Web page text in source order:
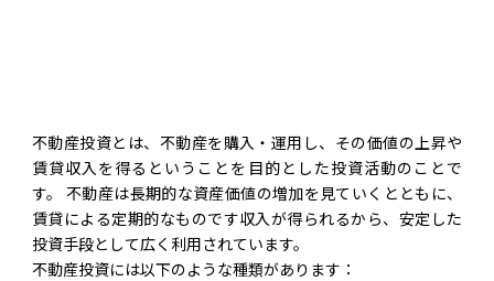
不動産投資とは、不動産を購入・運用し、その価値の上昇や
賃貸収入を得るということを目的とした投資活動のことで
す。 不動産は長期的な資産価値の増加を見ていくとともに、
賃貸による定期的なものです収入が得られるから、安定した
投資手段として広く利用されています。
不動産投資には以下のような種類があります：